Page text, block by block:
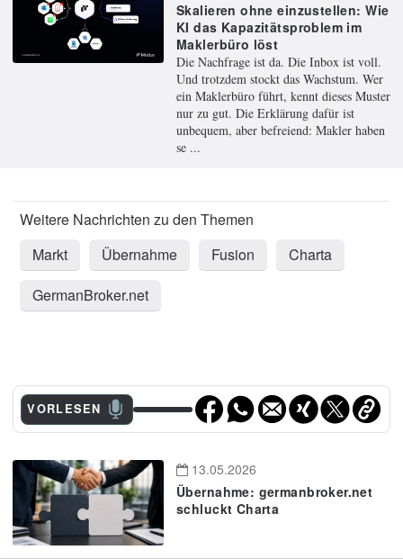
Skalieren ohne einzustellen: Wie
KI das Kapazitätsproblem im
Maklerbüro löst
Die Nachfrage ist da. Die Inbox ist voll.
Und trotzdem stockt das Wachstum. Wer
ein Maklerbüro führt, kennt dieses Muster
nur zu gut. Die Erklärung dafür ist
unbequem, aber befreiend: Makler haben
se ...
Markt Übernahme Fusion
Charta
GermanBroker.net
VORLESEN
13.05.2026
Übernahme: germanbroker.net
schluckt Charta